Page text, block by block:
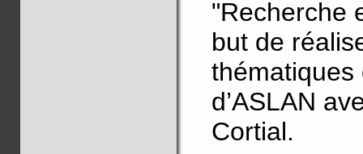
"Recherche
but de
thématiques
d’ASLAN
Cortial.